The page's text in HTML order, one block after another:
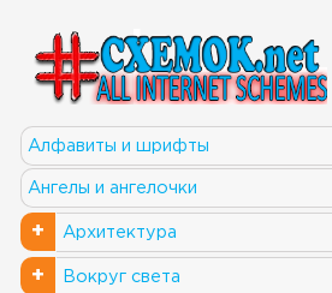
Алфавиты и шрифты
Ангелы и ангелочки
+ Архитектура
+ Вокруг света